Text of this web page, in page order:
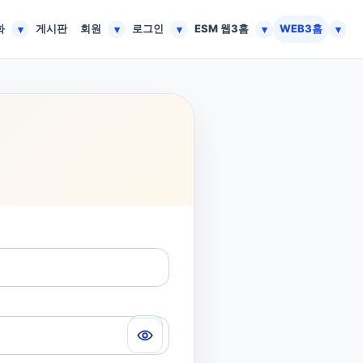
▾ 게시판 회원 ▾ 로그인 ▾ ESM 웹3홈 ▾ WEB3홈 ▾